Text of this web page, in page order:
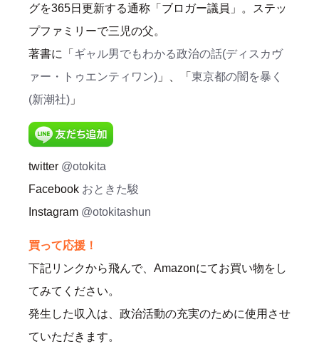
グを365日更新する通称「ブロガー議員」。ステッ
プファミリーで三児の父。
著書に「 ギャル男でもわかる政治の話(ディスカヴ
ァー・トゥエンティワン) 」、「 東京都の闇を暴く
(新潮社) 」
twitter @otokita
Facebook おときた駿
Instagram @otokitashun
買って応援！
下記リンクから飛んで、Amazonにてお買い物をし
てみてください。
発生した収入は、政治活動の充実のために使用させ
ていただきます。